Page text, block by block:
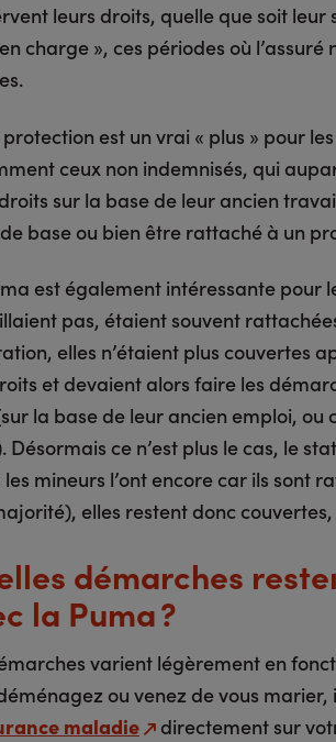
leurs droits, quelle que soit leur
charge », ces périodes où l’assuré
est un vrai « plus » pour
ceux non indemnisés, qui
sur la base de leur ancien
base ou bien être rattaché à un
est également intéressante pour
pas, étaient souvent
elles n’étaient plus couvertes
et devaient alors faire les
la base de leur ancien emploi, ou
Désormais ce n’est plus le cas, le
les mineurs l’ont encore car ils sont
elles restent donc
démarches
la Puma ?
varient légèrement en
ou venez de vous marier,
maladie
directement sur